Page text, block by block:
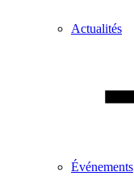
Actualités
Événements